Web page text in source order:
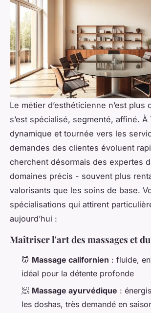
Le métier d’esthéticienne n’est plus
s’est spécialisé, segmenté, affiné.
dynamique et tournée vers les
demandes des clientes évoluent
cherchent désormais des expertes
domaines précis - souvent plus
valorisants que les soins de base.
spécialisations qui attirent
aujourd’hui :
Maîtriser l'art des massages et
💆 Massage californien : fluide,
idéal pour la détente profonde
🧖 Massage ayurvédique :
les doshas, très demandé en